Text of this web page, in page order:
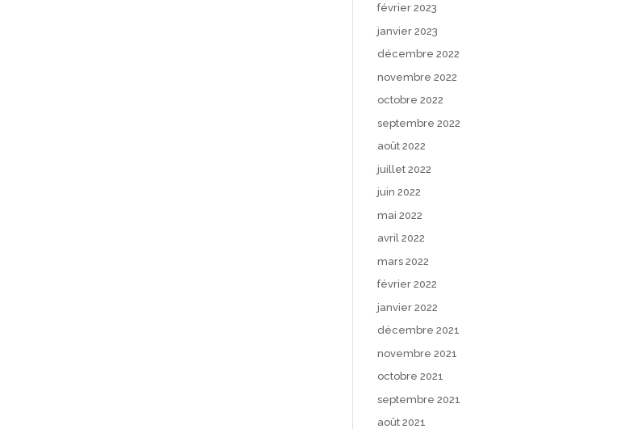
février 2023
janvier 2023
décembre 2022
novembre 2022
octobre 2022
septembre 2022
août 2022
juillet 2022
juin 2022
mai 2022
avril 2022
mars 2022
février 2022
janvier 2022
décembre 2021
novembre 2021
octobre 2021
septembre 2021
août 2021